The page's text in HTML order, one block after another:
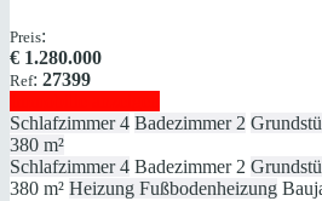
Preis:
€ 1.280.000
Ref: 27399
Schlafzimmer 4 Badezimmer 2
380 m²
Schlafzimmer 4 Badezimmer 2
380 m² Heizung Fußbodenheizung